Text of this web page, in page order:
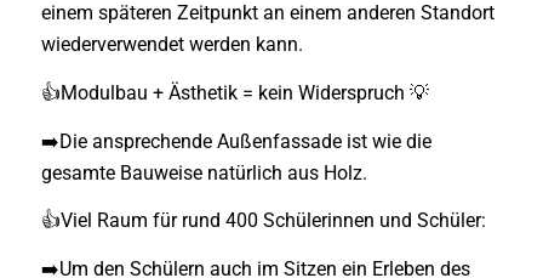
einem späteren Zeitpunkt an einem anderen Standort
wiederverwendet werden kann.
👍Modulbau + Ästhetik = kein Widerspruch 💡
➡️Die ansprechende Außenfassade ist wie die
gesamte Bauweise natürlich aus Holz.
👍Viel Raum für rund 400 Schülerinnen und Schüler:
➡️Um den Schülern auch im Sitzen ein Erleben des